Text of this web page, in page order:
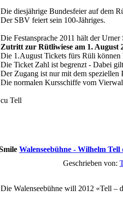
Die diesjährige Bundesfeier auf dem
Der SBV feiert sein 100-Jähriges.
Die Festansprache 2011 hält der
Zutritt zur Rütliwiese am 1. August
Die 1.August Tickets fürs Rüli können
Die Ticket Zahl ist begrenzt - Dabei
Der Zugang ist nur mit dem speziellen
Die normalen Kursschiffe vom
cu Tell
Walenseebühne - Wilhelm Tell
Geschrieben von:
Die Walenseebühne will 2012 «Tell –